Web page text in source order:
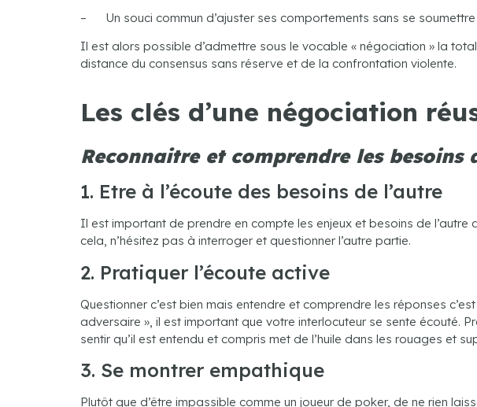
– Un souci commun d’ajuster ses comportements sans se
Il est alors possible d’admettre sous le vocable « négociation » la
distance du consensus sans réserve et de la confrontation violente.
Les clés d’une négociation
Reconnaitre et comprendre les besoins
1. Etre à l’écoute des besoins de l’autre
Il est important de prendre en compte les enjeux et besoins de
cela, n’hésitez pas à interroger et questionner l’autre partie.
2. Pratiquer l’écoute active
Questionner c’est bien mais entendre et comprendre les réponses
adversaire », il est important que votre interlocuteur se sente écouté.
sentir qu’il est entendu et compris met de l’huile dans les rouages et
3. Se montrer empathique
Plutôt que d’être impassible comme un joueur de poker, de ne rien